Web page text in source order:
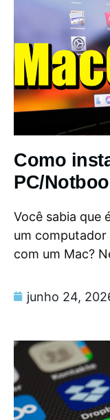
Como
PC/
Você sabia que
um
com um Mac?
junho 24,